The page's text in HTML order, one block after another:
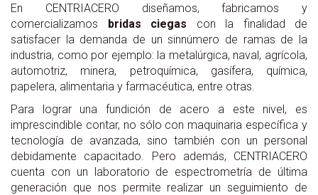
En CENTRIACERO diseñamos, fabricamos y
comercializamos bridas ciegas con la finalidad de
satisfacer la demanda de un sinnúmero de ramas de la
industria, como por ejemplo: la metalúrgica, naval, agrícola,
automotriz, minera, petroquímica, gasífera, química,
papelera, alimentaria y farmacéutica, entre otras.
Para lograr una fundición de acero a este nivel, es
imprescindible contar, no sólo con maquinaria específica y
tecnología de avanzada, sino también con un personal
debidamente capacitado. Pero además, CENTRIACERO
cuenta con un laboratorio de espectrometría de última
generación que nos permite realizar un seguimiento de